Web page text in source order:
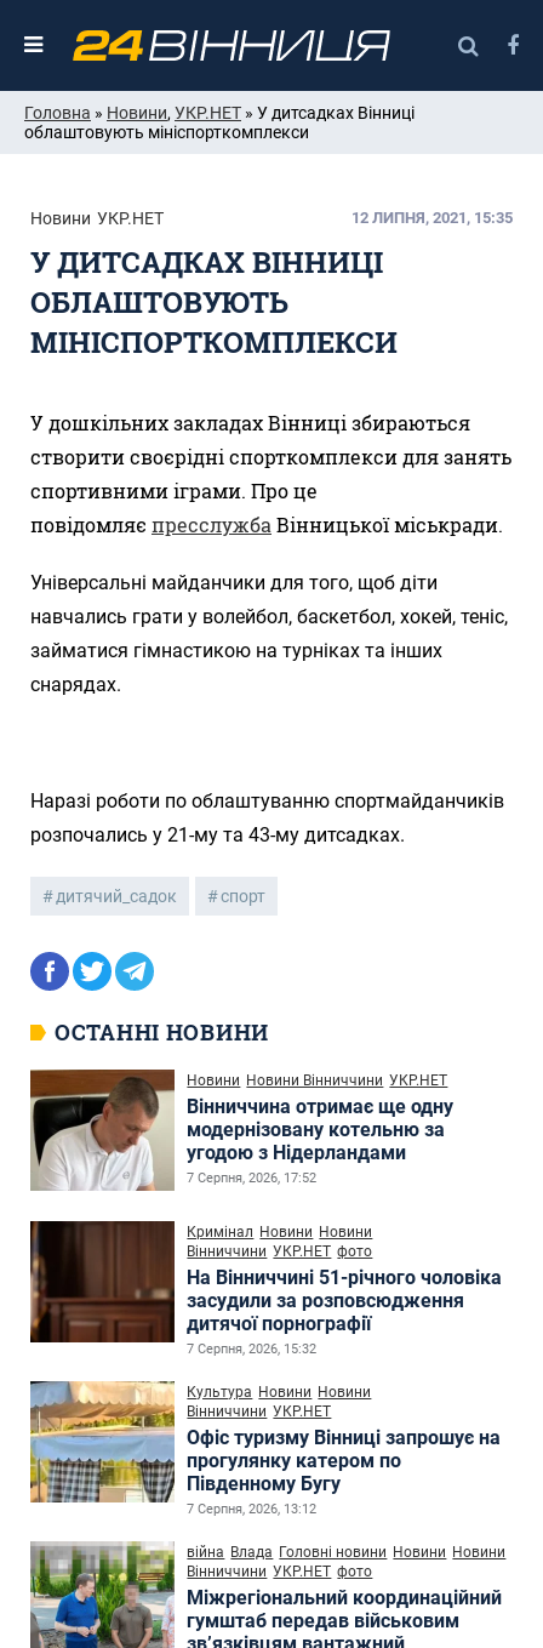
Головна » Новини, УКР.НЕТ » У дитсадках Вінниці
облаштовують мініспорткомплекси
Новини УКР.НЕТ 12 ЛИПНЯ, 2021, 15:35
У ДИТСАДКАХ ВІННИЦІ
ОБЛАШТОВУЮТЬ
МІНІСПОРТКОМПЛЕКСИ
У дошкільних закладах Вінниці збираються
створити своєрідні спорткомплекси для занять
спортивними іграми. Про це
повідомляє пресслужба Вінницької міськради.
Універсальні майданчики для того, щоб діти
навчались грати у волейбол, баскетбол, хокей, теніс,
займатися гімнастикою на турніках та інших
снарядах.
Наразі роботи по облаштуванню спортмайданчиків
розпочались у 21-му та 43-му дитсадках.
дитячий_садок спорт
ОСТАННІ НОВИНИ
Новини Новини Вінниччини УКР.НЕТ
Вінниччина отримає ще одну
модернізовану котельню за
угодою з Нідерландами
7 Серпня, 2026, 17:52
Кримінал Новини Новини
Вінниччини УКР.НЕТ фото
На Вінниччині 51-річного чоловіка
засудили за розповсюдження
дитячої порнографії
7 Серпня, 2026, 15:32
Культура Новини Новини
Вінниччини УКР.НЕТ
Офіс туризму Вінниці запрошує на
прогулянку катером по
Південному Бугу
7 Серпня, 2026, 13:12
війна Влада Головні новини Новини Новини
Вінниччини УКР.НЕТ фото
Міжрегіональний координаційний
гумштаб передав військовим